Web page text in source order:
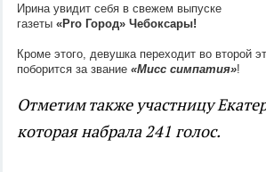
Ирина увидит себя в свежем выпуске
газеты «Pro Город» Чебоксары!
Кроме этого, девушка переходит во второй
поборится за звание «Мисс симпатия»!
Отметим также участницу
которая набрала 241 голос.